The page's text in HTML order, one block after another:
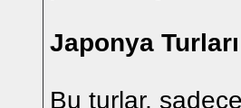
Japonya
Bu turlar,